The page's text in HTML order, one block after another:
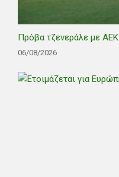
Πρόβα τζενεράλε με ΑΕΚ
06/08/2026